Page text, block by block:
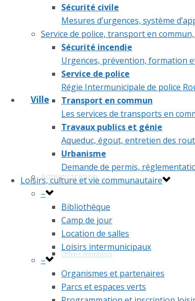
Ville
Administration
Offres d’emplois
Sécurité civile
Mesures d’urgences, système
Service de police, transport en
Sécurité incendie
Urgences, prévention, formation
Service de police
Régie Intermunicipale de police
Transport en commun
Les services de transports en
Travaux publics et génie
Aqueduc, égout, entretien des
Urbanisme
Demande de permis,
Loisirs, culture et vie communautaire
–
Bibliothèque
Camp de jour
Location de salles
Loisirs intermunicipaux
–
Organismes et partenaires
Parcs et espaces verts